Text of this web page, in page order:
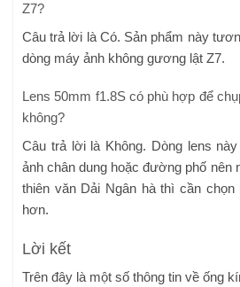
Z7?
Câu trả lời là Có. Sản phẩm này
dòng máy ảnh không gương lật Z7.
Lens 50mm f1.8S có phù hợp để
không?
Câu trả lời là Không. Dòng lens
ảnh chân dung hoặc đường phố nên
thiên văn Dải Ngân hà thì cần
hơn.
Lời kết
Trên đây là một số thông tin về ống